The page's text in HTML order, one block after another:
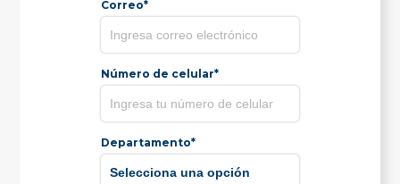
Correo*
Número de celular*
Departamento*